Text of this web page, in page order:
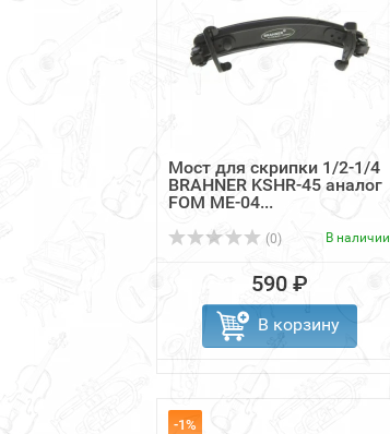
Мост для скрипки 1/2-1/4
BRAHNER KSHR-45 аналог
FOM ME-04...
(0) В наличии
590 ₽
В корзину
-1%